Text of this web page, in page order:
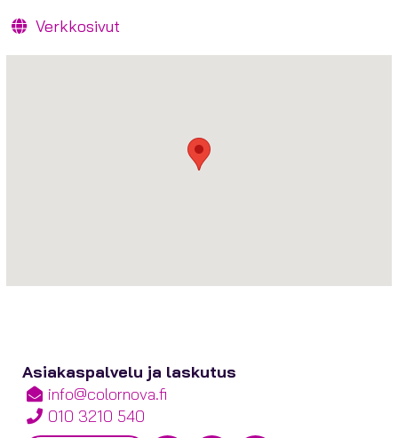
Verkkosivut
Asiakaspalvelu ja laskutus
info@colornova.fi
010 3210 540